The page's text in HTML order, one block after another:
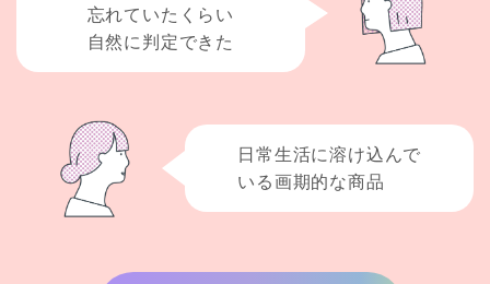
忘れていたくらい
自然に判定できた
日常生活に溶け込んで
いる画期的な商品